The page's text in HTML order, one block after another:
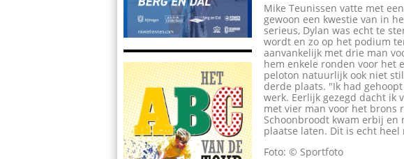
Mike Teunissen vatte met
gewoon een kwestie van in
serieus, Dylan was echt te
wordt en zo op het podium
aanvankelijk met drie man
hem enkele ronden voor het
peloton natuurlijk ook niet
derde plaats. "Ik had
werk. Eerlijk gezegd dacht ik
met vier man voor het brons
Schoonbroodt kwam erbij
plaatse laten. Dit is echt heel
Foto: © Sportfoto